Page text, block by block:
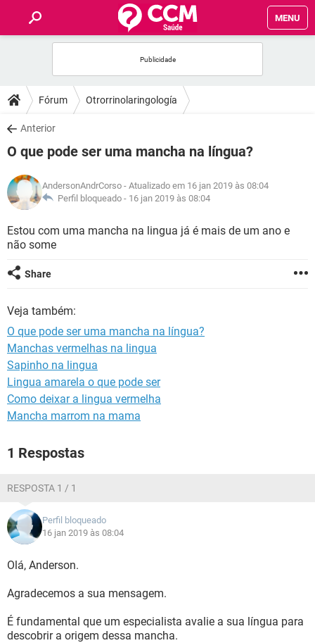
MENU
FÓRUM
SAÚDE
FAMÍLIA
NUTRIÇÃO
BEM-ESTAR
SEXUALIDADE
GLOSSÁRIO
Fórum Otrorrinolaringología
Anterior
O que pode ser uma mancha na língua?
AndersonAndrCorso - Atualizado em 16 jan 2019 às 08:04
Perfil bloqueado - 16 jan 2019 às 08:04
Estou com uma mancha na lingua já é mais de um ano e
não some
Share
Veja também:
O que pode ser uma mancha na língua?
Manchas vermelhas na lingua
Sapinho na lingua
Lingua amarela o que pode ser
Como deixar a lingua vermelha
Mancha marrom na mama
1 Respostas
RESPOSTA 1 / 1
Perfil bloqueado
16 jan 2019 às 08:04
Olá, Anderson.
Agradecemos a sua mensagem.
É fundamental que um especialista avalie a sua língua para
descobrir a origem dessa mancha.